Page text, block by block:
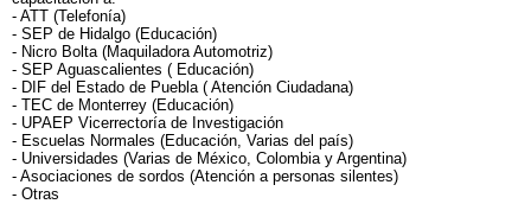
- ATT (Telefonía)
- SEP de Hidalgo (Educación)
- Nicro Bolta (Maquiladora Automotriz)
- SEP Aguascalientes ( Educación)
- DIF del Estado de Puebla ( Atención Ciudadana)
- TEC de Monterrey (Educación)
- UPAEP Vicerrectoría de Investigación
- Escuelas Normales (Educación, Varias del país)
- Universidades (Varias de México, Colombia y Argentina)
- Asociaciones de sordos (Atención a personas silentes)
- Otras